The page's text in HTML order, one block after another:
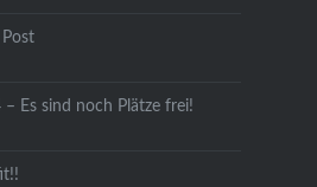
– Es sind noch Plätze frei!